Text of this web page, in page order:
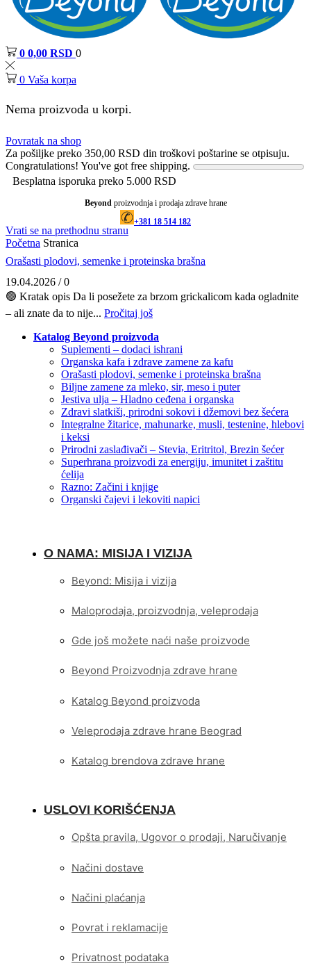
0 0,00 RSD 0
0 Vaša korpa
Nema proizvoda u korpi.
Povratak na shop
Za pošiljke preko 350,00 RSD din troškovi poštarine se otpisuju.
Congratulations! You've got free shipping.
Besplatna isporuka preko 5.000 RSD
Beyond proizvodnja i prodaja zdrave hrane
+381 18 514 182
Vrati se na prethodnu stranu
Početna Stranica
Orašasti plodovi, semenke i proteinska brašna
19.04.2026 / 0
🟢 Kratak opis Da li posežete za brzom grickalicom kada ogladnite
– ali znate da to nije... Pročitaj još
Katalog Beyond proizvoda
Suplementi – dodaci ishrani
Organska kafa i zdrave zamene za kafu
Orašasti plodovi, semenke i proteinska brašna
Biljne zamene za mleko, sir, meso i puter
Jestiva ulja – Hladno ceđena i organska
Zdravi slatkiši, prirodni sokovi i džemovi bez šećera
Integralne žitarice, mahunarke, musli, testenine, hlebovi
i keksi
Prirodni zaslađivači – Stevia, Eritritol, Brezin šećer
Superhrana proizvodi za energiju, imunitet i zaštitu
ćelija
Razno: Začini i knjige
Organski čajevi i lekoviti napici
O NAMA: MISIJA I VIZIJA
Beyond: Misija i vizija
Maloprodaja, proizvodnja, veleprodaja
Gde još možete naći naše proizvode
Beyond Proizvodnja zdrave hrane
Katalog Beyond proizvoda
Veleprodaja zdrave hrane Beograd
Katalog brendova zdrave hrane
USLOVI KORIŠĆENJA
Opšta pravila, Ugovor o prodaji, Naručivanje
Načini dostave
Načini plaćanja
Povrat i reklamacije
Privatnost podataka